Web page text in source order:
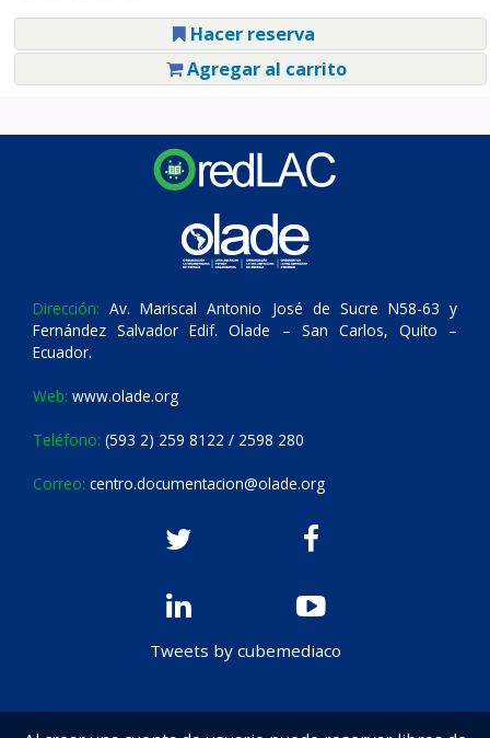
Hacer reserva
Agregar al carrito
Dirección: Av. Mariscal Antonio José de Sucre N58-63 y
Fernández Salvador Edif. Olade – San Carlos, Quito –
Ecuador.
Web: www.olade.org
Teléfono: (593 2) 259 8122 / 2598 280
Correo: centro.documentacion@olade.org
Tweets by cubemediaco